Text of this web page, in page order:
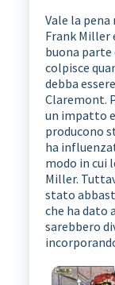
Vale la
Frank Miller
buona parte
colpisce
debba
Claremont.
un impatto
producono
ha
modo in cui
Miller.
stato
che ha dato
sarebbero